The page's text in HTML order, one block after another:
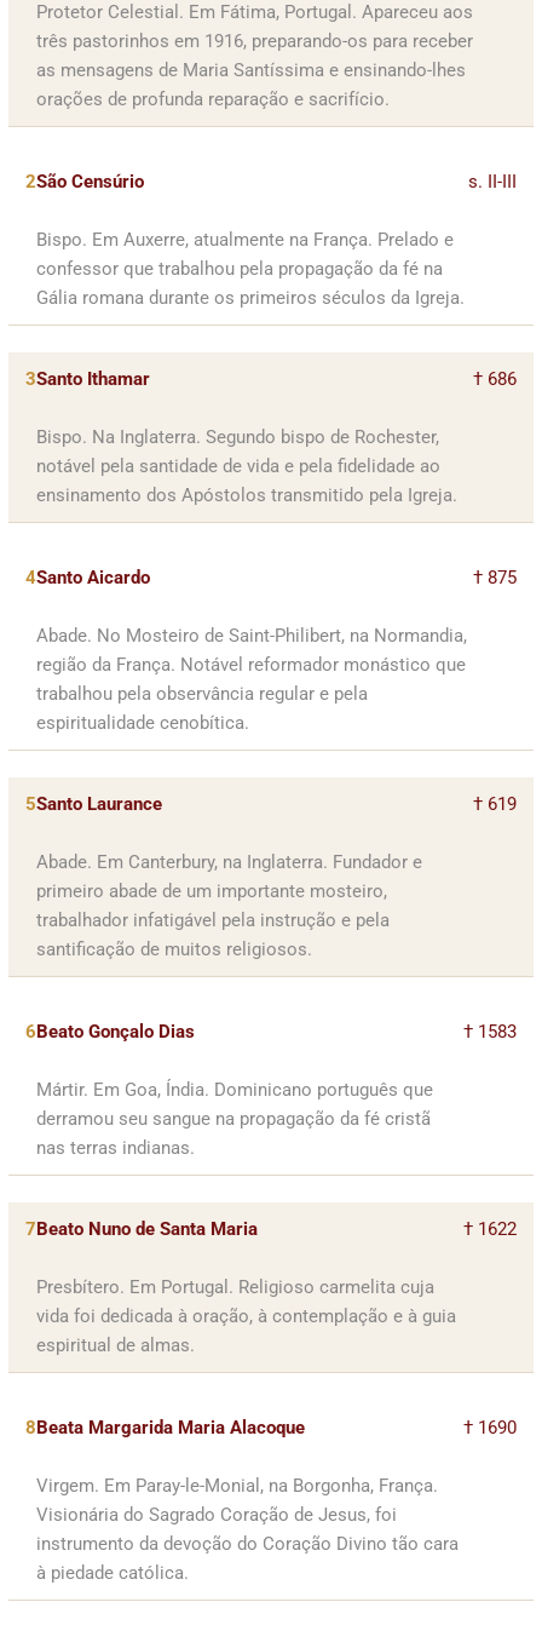
Protetor Celestial. Em Fátima, Portugal. Apareceu aos
três pastorinhos em 1916, preparando-os para receber
as mensagens de Maria Santíssima e ensinando-lhes
orações de profunda reparação e sacrifício.
2São Censúrio
Bispo. Em Auxerre, atualmente na França. Prelado e
confessor que trabalhou pela propagação da fé na
Gália romana durante os primeiros séculos da Igreja.
s. II-III
3Santo Ithamar
Bispo. Na Inglaterra. Segundo bispo de Rochester,
notável pela santidade de vida e pela fidelidade ao
ensinamento dos Apóstolos transmitido pela Igreja.
† 686
4Santo Aicardo
Abade. No Mosteiro de Saint-Philibert, na Normandia,
região da França. Notável reformador monástico que
trabalhou pela observância regular e pela
espiritualidade cenobítica.
† 875
5Santo Laurance
Abade. Em Canterbury, na Inglaterra. Fundador e
primeiro abade de um importante mosteiro,
trabalhador infatigável pela instrução e pela
santificação de muitos religiosos.
† 619
6Beato Gonçalo Dias
Mártir. Em Goa, Índia. Dominicano português que
derramou seu sangue na propagação da fé cristã
nas terras indianas.
† 1583
7 Beato Nuno de Santa Maria
Presbítero. Em Portugal. Religioso carmelita cuja
vida foi dedicada à oração, à contemplação e à guia
espiritual de almas.
† 1622
8Beata Margarida Maria Alacoque
Virgem. Em Paray-le-Monial, na Borgonha, França.
Visionária do Sagrado Coração de Jesus, foi
instrumento da devoção do Coração Divino tão cara
à piedade católica.
† 1690